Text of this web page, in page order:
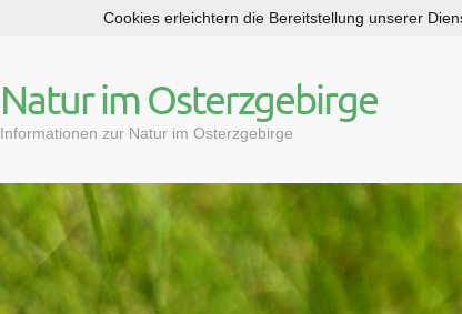
p
t
c
e
Natur im Osterzgebirge
Informationen zur Natur im Osterzgebirge
Cookies erleichtern die Bereitstellung unserer